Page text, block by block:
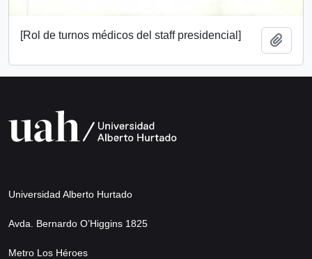
[Rol de turnos médicos del staff presidencial]
Universidad Alberto Hurtado
Avda. Bernardo O’Higgins 1825
Metro Los Héroes